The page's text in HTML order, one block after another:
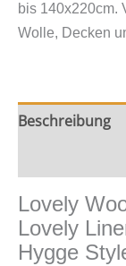
Menge
bis 140x220cm.
Wolle, Decken
Beschreibung
Lovely
Lovely
Hygge